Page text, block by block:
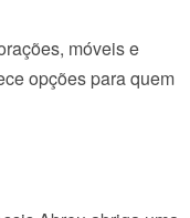
móveis e
opções para quem